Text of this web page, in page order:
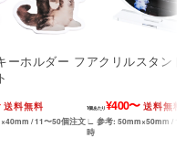
ーホルダー フ
送料無料
/ 11〜50個注文
アクリルスタンド
1個あたり¥400〜 送料無料
∟ 参考: 50mm×50mm / 11〜
時